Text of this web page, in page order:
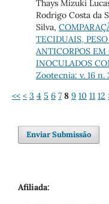
Thays Mizuki
Rodrigo Costa da
Silva,
TECIDUAIS,
ANTICORPOS
INOCULADOS
Zootecnia: v. 16 n.
<< < 3 4 5 6 7 8 9 10 11 12
Enviar Submissão
Afiliada: